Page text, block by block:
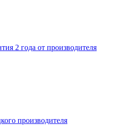
2 года от производителя
производителя